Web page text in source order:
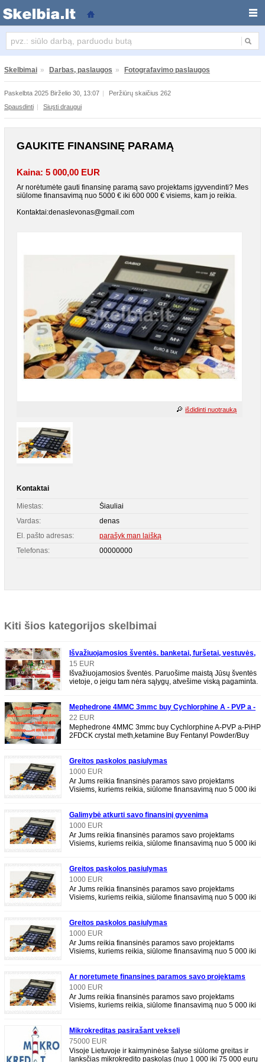
Skelbimai » Darbas, paslaugos » Fotografavimo paslaugos
Paskelbta 2025 Birželio 30, 13:07 |
Peržiūrų skaičius 262
Spausdinti | Siųsti draugui
GAUKITE FINANSINĘ PARAMĄ
Kaina: 5 000,00 EUR
Ar norėtumėte gauti finansinę paramą savo projektams įgyvendinti? Mes
siūlome finansavimą nuo 5000 € iki 600 000 € visiems, kam jo reikia.
Kontaktai:denaslevonas@gmail.com
išdidinti nuotrauką
Kontaktai
Miestas:
Šiauliai
Vardas:
denas
El. pašto adresas:
parašyk man laišką
Telefonas:
00000000
Kiti šios kategorijos skelbimai
Išvažiuojamosios šventės. banketai, furšetai, vestuvės,
gimtadieniai
15 EUR
Išvažiuojamosios šventės. Paruošime maistą Jūsų šventės
vietoje, o jeigu tam nėra sąlygų, atvešime viską pagaminta.
Mephedrone 4MMC 3mmc buy Cychlorphine A - PVP a -
PiHP 2FDCK crystal meth, ketamine Buy Fentanyl
Powder
22 EUR
Mephedrone 4MMC 3mmc buy Cychlorphine A-PVP a-PiHP
2FDCK crystal meth,ketamine Buy Fentanyl Powder/Buy
Greitos paskolos pasiulymas
1000 EUR
Ar Jums reikia finansinės paramos savo projektams
Visiems, kuriems reikia, siūlome finansavimą nuo 5 000 iki
Galimybė atkurti savo finansinį gyvenimą
1000 EUR
Ar Jums reikia finansinės paramos savo projektams
Visiems, kuriems reikia, siūlome finansavimą nuo 5 000 iki
Greitos paskolos pasiulymas
1000 EUR
Ar Jums reikia finansinės paramos savo projektams
Visiems, kuriems reikia, siūlome finansavimą nuo 5 000 iki
Greitos paskolos pasiulymas
1000 EUR
Ar Jums reikia finansinės paramos savo projektams
Visiems, kuriems reikia, siūlome finansavimą nuo 5 000 iki
Ar noretumete finansines paramos savo projektams
igyvendinti
1000 EUR
Ar Jums reikia finansinės paramos savo projektams
Visiems, kuriems reikia, siūlome finansavimą nuo 5 000 iki
Mikrokreditas pasirašant vekselį
75000 EUR
Visoje Lietuvoje ir kaimyninėse šalyse siūlome greitas ir
lanksčias mikrokredito paskolas (nuo 1 000 iki 75 000 eurų